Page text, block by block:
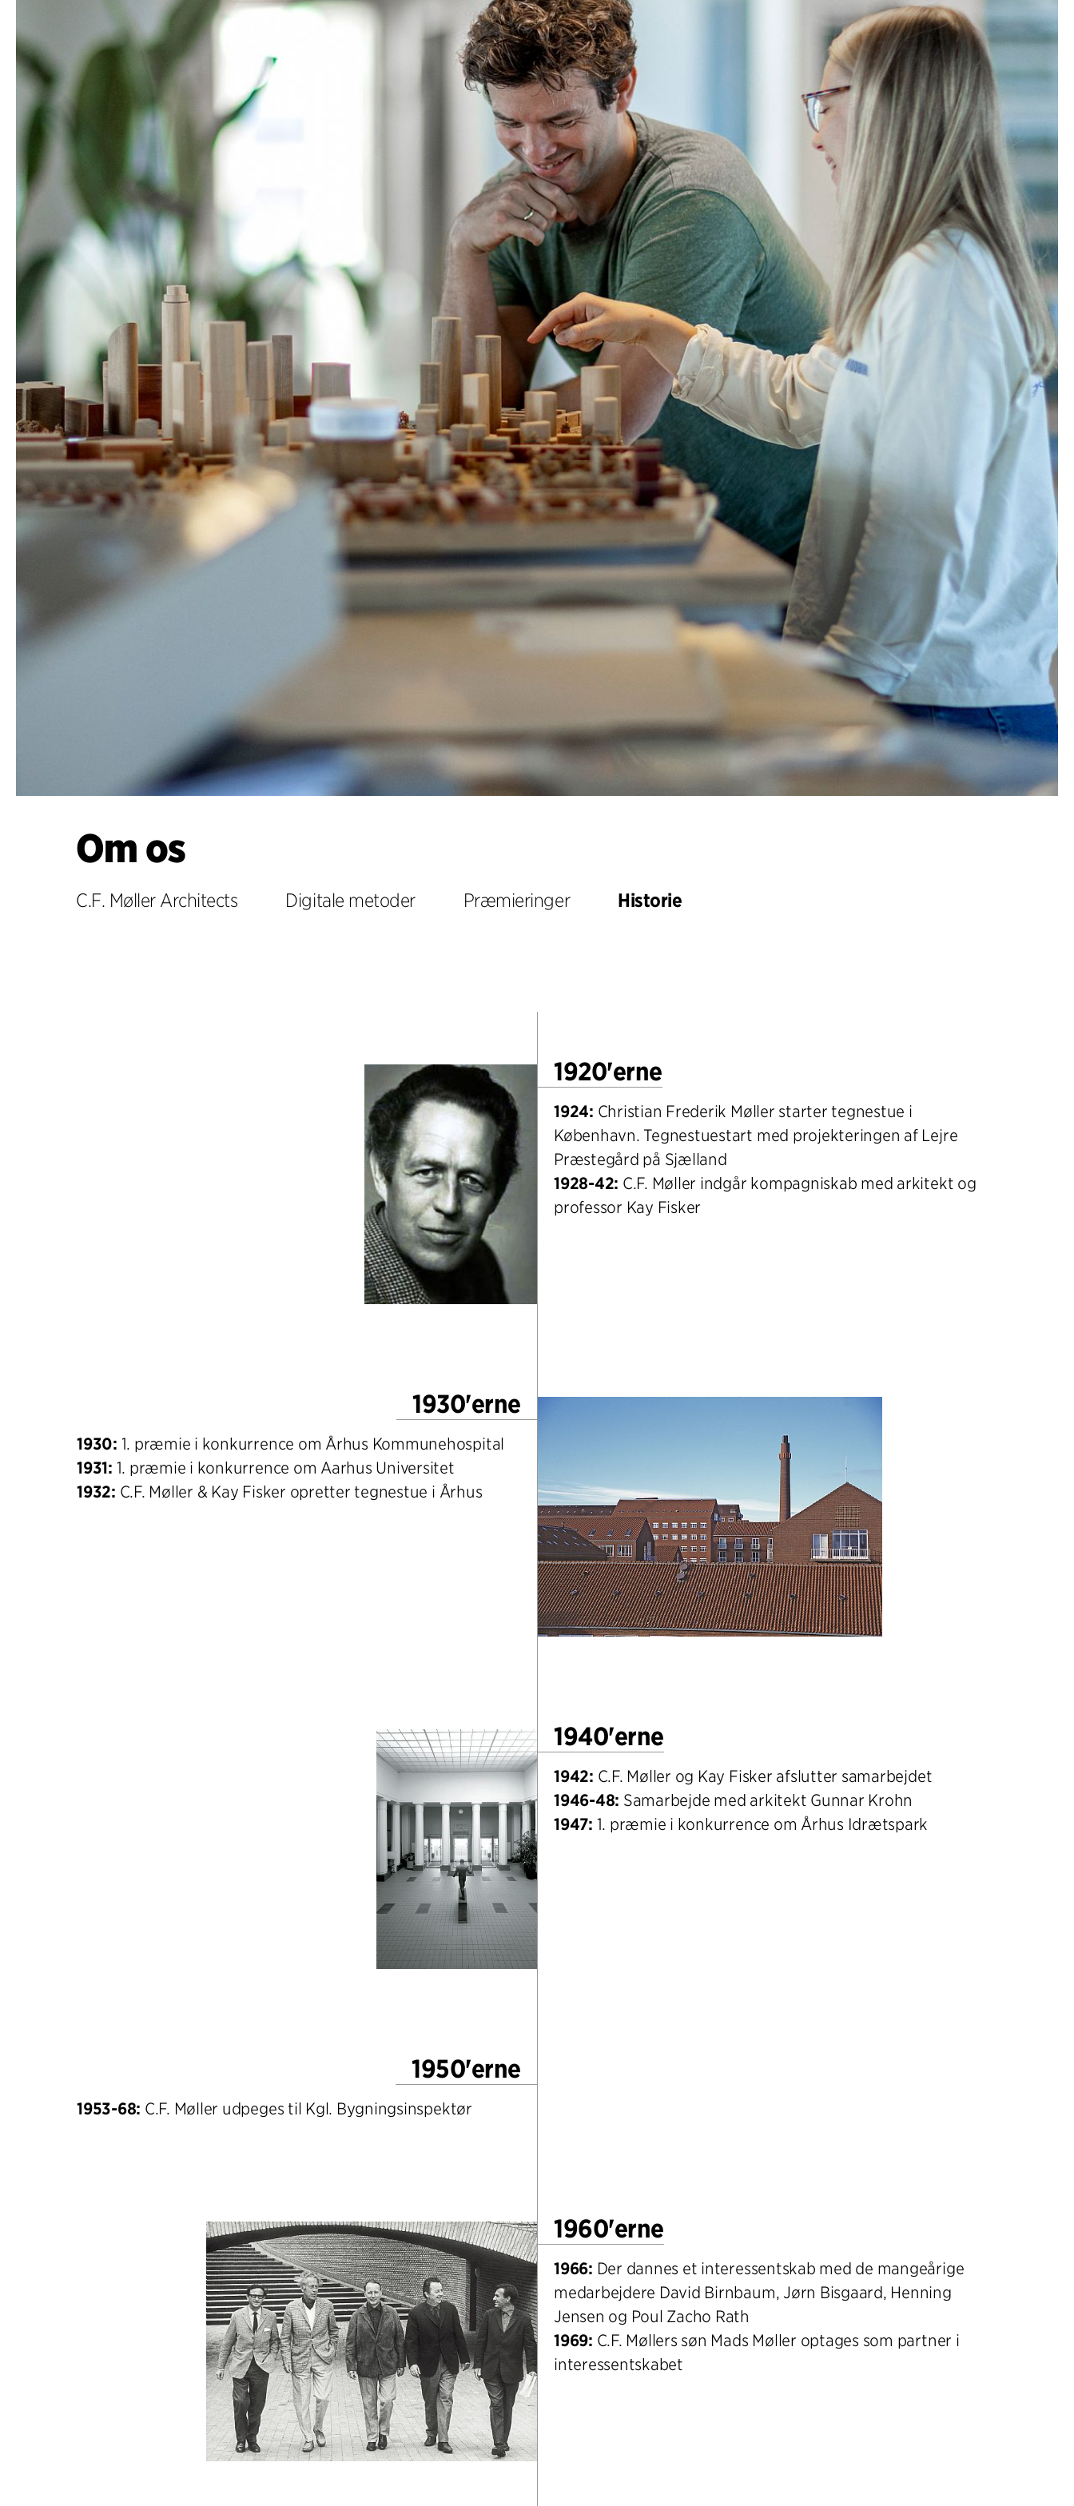
Om os
C.F. Møller Architects Digitale metoder Præmieringer Historie
1920'erne
1924: Christian Frederik Møller starter tegnestue i
København. Tegnestuestart med projekteringen af Lejre
Præstegård på Sjælland
1928-42: C.F. Møller indgår kompagniskab med arkitekt og
professor Kay Fisker
1930'erne
1930: 1. præmie i konkurrence om Århus Kommunehospital
1931: 1. præmie i konkurrence om Aarhus Universitet
1932: C.F. Møller & Kay Fisker opretter tegnestue i Århus
1940'erne
1942: C.F. Møller og Kay Fisker afslutter samarbejdet
1946-48: Samarbejde med arkitekt Gunnar Krohn
1947: 1. præmie i konkurrence om Århus Idrætspark
1950'erne
1953-68: C.F. Møller udpeges til Kgl. Bygningsinspektør
1960'erne
1966: Der dannes et interessentskab med de mangeårige
medarbejdere David Birnbaum, Jørn Bisgaard, Henning
Jensen og Poul Zacho Rath
1969: C.F. Møllers søn Mads Møller optages som partner i
interessentskabet